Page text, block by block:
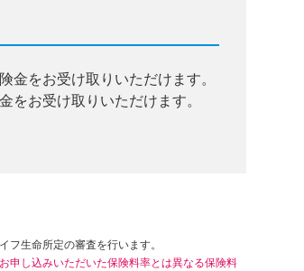
金をお受け取りいただけます。
をお受け取りいただけます。
生命所定の審査を行います。
申し込みいただいた保険料率とは異なる保険料